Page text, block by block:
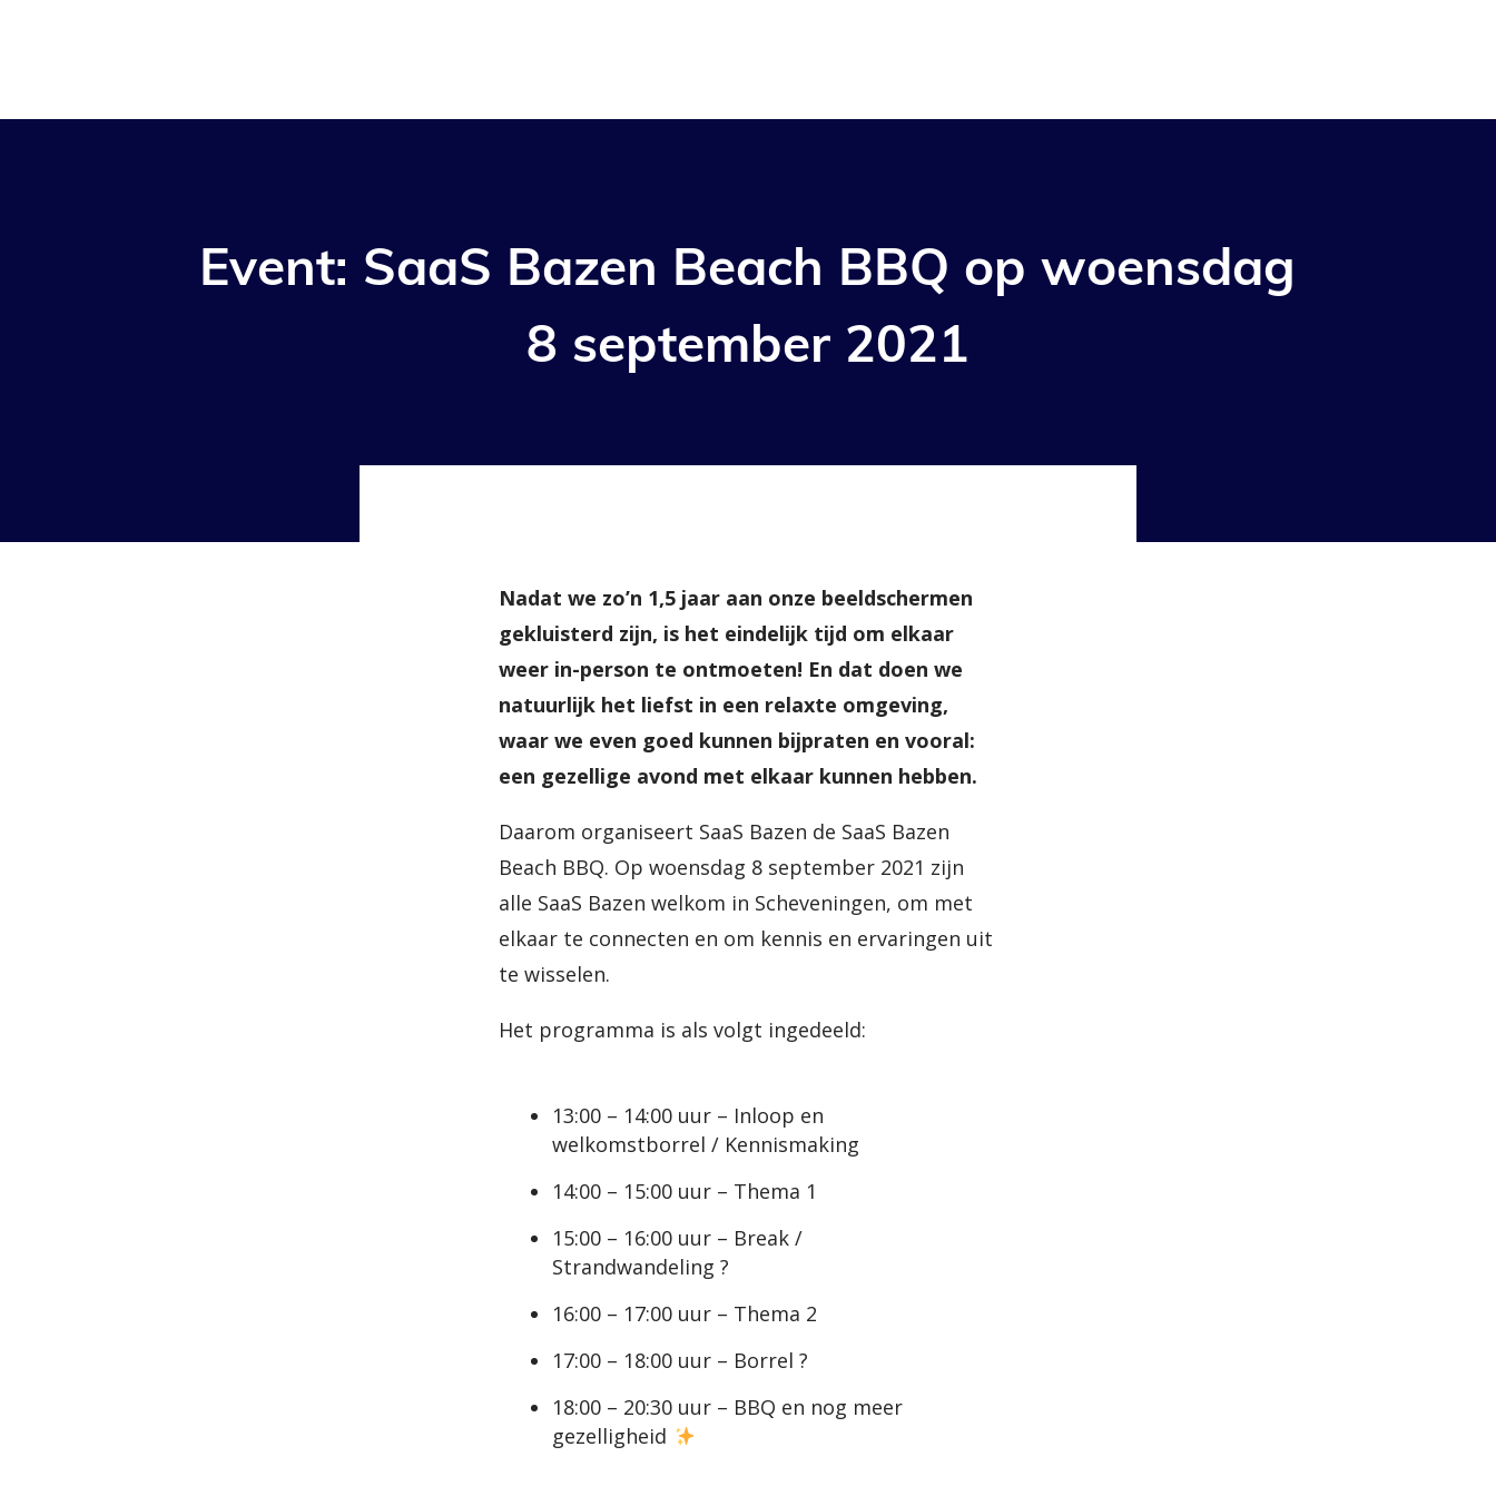
Event: SaaS Bazen Beach BBQ op woensdag
8 september 2021
Nadat we zo’n 1,5 jaar aan onze beeldschermen
gekluisterd zijn, is het eindelijk tijd om elkaar
weer in-person te ontmoeten! En dat doen we
natuurlijk het liefst in een relaxte omgeving,
waar we even goed kunnen bijpraten en vooral:
een gezellige avond met elkaar kunnen hebben.
Daarom organiseert SaaS Bazen de SaaS Bazen
Beach BBQ. Op woensdag 8 september 2021 zijn
alle SaaS Bazen welkom in Scheveningen, om met
elkaar te connecten en om kennis en ervaringen uit
te wisselen.
Het programma is als volgt ingedeeld:
13:00 – 14:00 uur – Inloop en
welkomstborrel / Kennismaking
14:00 – 15:00 uur – Thema 1
15:00 – 16:00 uur – Break /
Strandwandeling ?
16:00 – 17:00 uur – Thema 2
17:00 – 18:00 uur – Borrel ?
18:00 – 20:30 uur – BBQ en nog meer
gezelligheid